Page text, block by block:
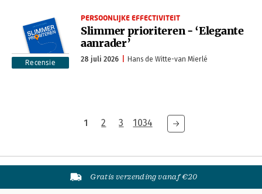
Recensie
PERSOONLIJKE EFFECTIVITEIT
Slimmer prioriteren - ‘Elegante
aanrader’
28 juli 2026 Hans de Witte-van Mierlé
1 2 3 1034
Gratis verzending vanaf €20